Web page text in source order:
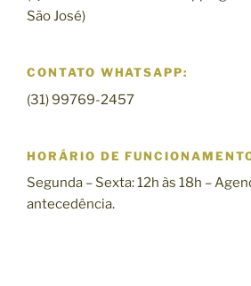
São José)
CONTATO WHATSAPP:
(31) 99769-2457
HORÁRIO DE
Segunda – Sexta: 12h às 18h –
antecedência.